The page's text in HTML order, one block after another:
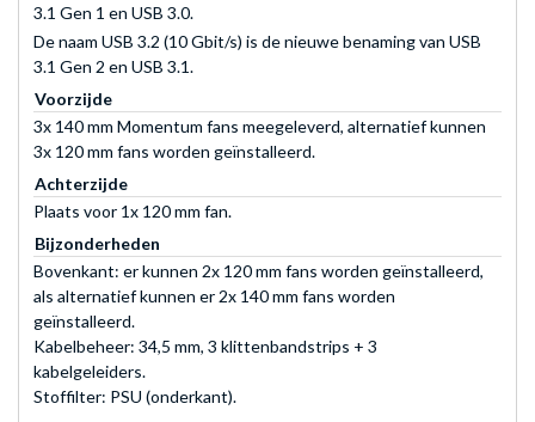
3.1 Gen 1 en USB 3.0.
De naam USB 3.2 (10 Gbit/s) is de nieuwe benaming van USB
3.1 Gen 2 en USB 3.1.
Voorzijde
3x 140 mm Momentum fans meegeleverd, alternatief kunnen
3x 120 mm fans worden geïnstalleerd.
Achterzijde
Plaats voor 1x 120 mm fan.
Bijzonderheden
Bovenkant: er kunnen 2x 120 mm fans worden geïnstalleerd,
als alternatief kunnen er 2x 140 mm fans worden
geïnstalleerd.
Kabelbeheer: 34,5 mm, 3 klittenbandstrips + 3
kabelgeleiders.
Stoffilter: PSU (onderkant).